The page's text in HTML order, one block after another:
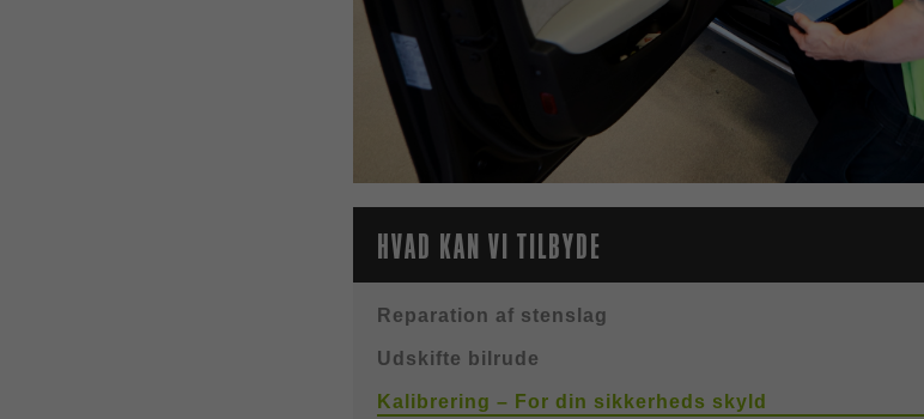
HVAD KAN VI TILBYDE
Reparation af stenslag
Udskifte bilrude
Kalibrering – For din sikkerheds skyld